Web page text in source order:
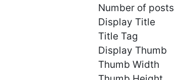
Number of posts
Display Title
Title Tag
Display Thumb
Thumb Width